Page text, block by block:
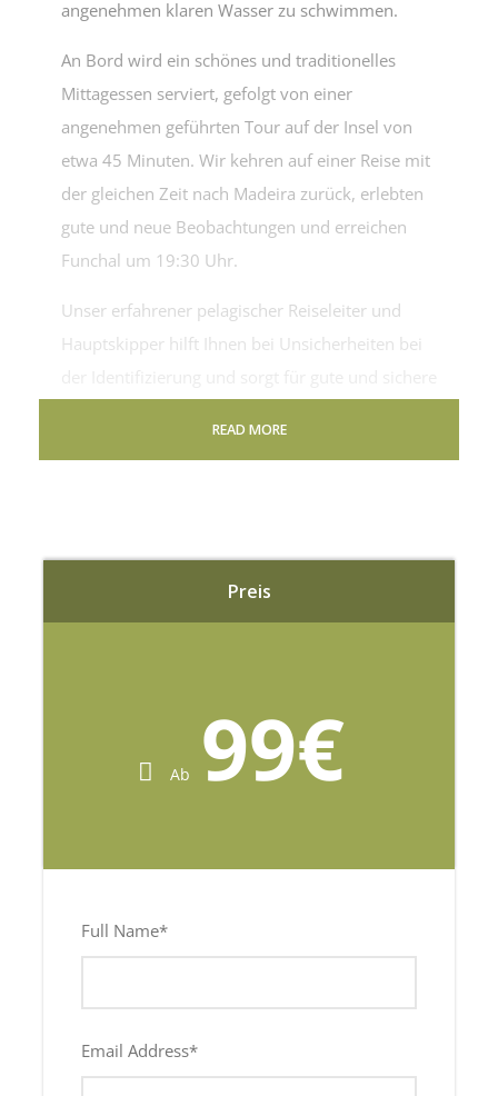
Preis
Ab 99€
Full Name*
Email Address*
angenehmen klaren Wasser zu schwimmen.
An Bord wird ein schönes und traditionelles
Mittagessen serviert, gefolgt von einer
angenehmen geführten Tour auf der Insel von
etwa 45 Minuten. Wir kehren auf einer Reise mit
der gleichen Zeit nach Madeira zurück, erlebten
gute und neue Beobachtungen und erreichen
Funchal um 19:30 Uhr.
Unser erfahrener pelagischer Reiseleiter und
Hauptskipper hilft Ihnen bei Unsicherheiten bei
Erwachsene
Lunch Included
40€
Lunch Included
READ MORE